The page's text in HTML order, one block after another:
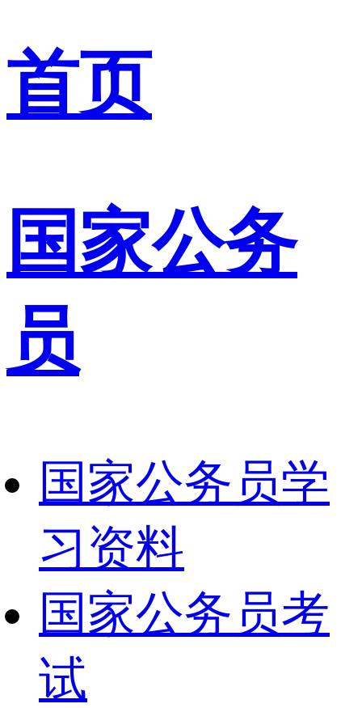
首页
国家公务
员
国家公务员学
习资料
国家公务员考
试